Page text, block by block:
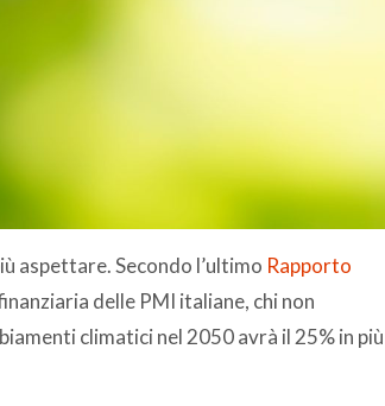
aspettare. Secondo l’ultimo Rapporto
delle PMI italiane, chi non
climatici nel 2050 avrà il 25% in più